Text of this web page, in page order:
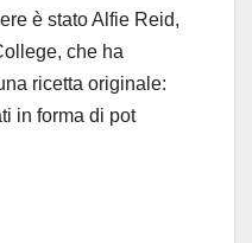
è stato Alfie Reid,
che ha
ricetta originale:
in forma di pot